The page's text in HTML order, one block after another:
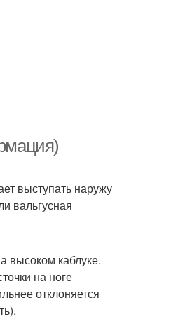
выступать наружу
вальгусная
высоком каблуке.
на ноге
отклоняется